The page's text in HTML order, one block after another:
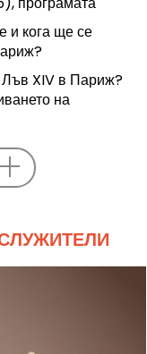
и кога ще се
Лъв XIV в Париж?
на